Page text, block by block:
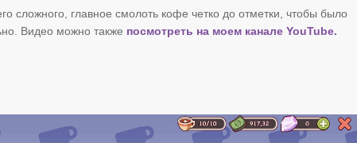
сложного, главное смолоть кофе четко до отметки, чтобы было
Видео можно также посмотреть на моем канале YouTube.